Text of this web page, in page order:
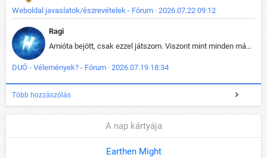
Weboldal javaslatok/észrevételek - Fórum · 2026.07.22 09:12
Ragi
Amióta bejött, csak ezzel játszom. Viszont mint minden más - akár az alapjáték is, ez is baromira összetett lett. Néha már pár kör után is esélytelen az egész. Vagy irreállisan túltápol valaki, vagy lelép a partner, vagy csak hülye mint a segg. És amikor eljönne az én időm, na akkor jön el mindenki másé is. Engem jobban érdekelne, hogy ki milyen ratingen szokott játszani. Na ez lenne egy érdekes adat.
DUÓ - Vélemények? - Fórum · 2026.07.19 18:34
Több hozzászólás
A nap kártyája
Earthen Might